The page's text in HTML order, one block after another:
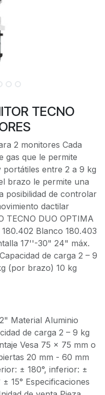
TECNO
2 monitores Cada
gas que le permite
entre 2 a 9 kg
brazo le permite una
posibilidad de controlar
dactilar
TECNO DUO OPTIMA
Blanco 180.403
17''-30" 24" máx.
de carga 2 – 9
(por brazo) 10 kg
Material Aluminio
de carga 2 – 9 kg
Vesa 75 x 75 mm o
20 mm - 60 mm
± 180°, inferior: ±
15° Especificaciones